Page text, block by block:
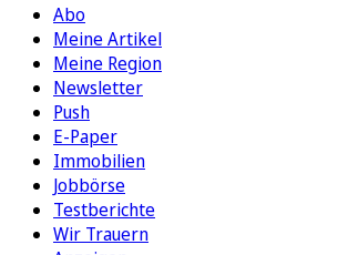
Abo
Meine Artikel
Meine Region
Newsletter
Push
E-Paper
Immobilien
Jobbörse
Testberichte
Wir Trauern